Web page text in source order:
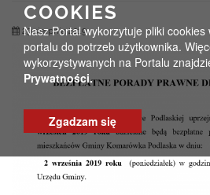
29 sierpnia 2019
COOKIES
Nasz Portal wykorzytuje pliki
portalu do potrzeb użytkownika.
wykorzystywanych na Portalu
Prywatności.
Zgadzam się